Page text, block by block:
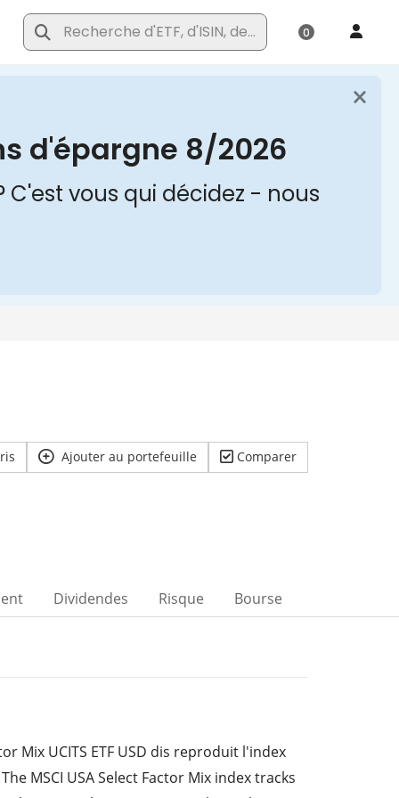
Ajouter au portefeuille Comparer
Dividendes Risque Bourse
Mix UCITS ETF USD dis reproduit l'index
MSCI USA Select Factor Mix index tracks